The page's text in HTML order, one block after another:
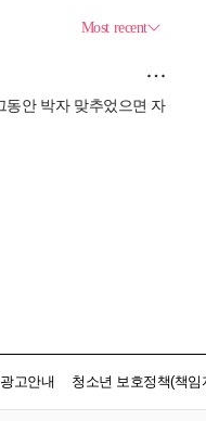
광고안내 청소년 보호정책(책임